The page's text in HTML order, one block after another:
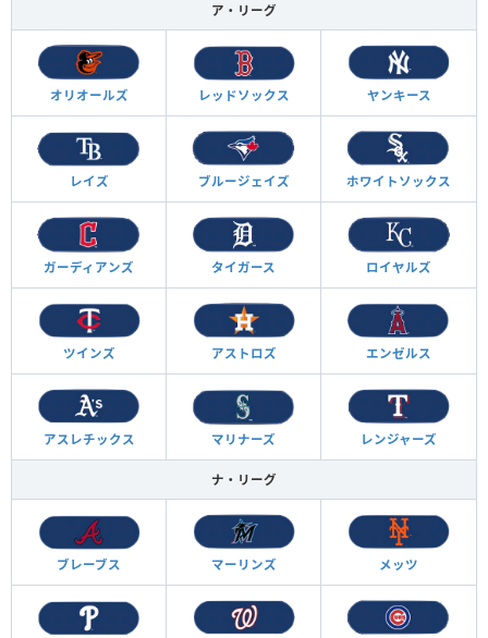
ア・リーグ
オリオールズ レッドソックス ヤンキース
レイズ ブルージェイズ ホワイトソックス
ガーディアンズ タイガース ロイヤルズ
ツインズ アストロズ エンゼルス
アスレチックス マリナーズ レンジャーズ
ナ・リーグ
ブレーブス マーリンズ メッツ